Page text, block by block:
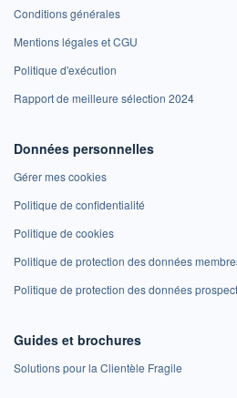
Conditions générales
Mentions légales et CGU
Politique d'exécution
Rapport de meilleure sélection 2024
Données personnelles
Gérer mes cookies
Politique de confidentialité
Politique de cookies
Politique de protection des données
Politique de protection des données
Guides et brochures
Solutions pour la Clientèle Fragile